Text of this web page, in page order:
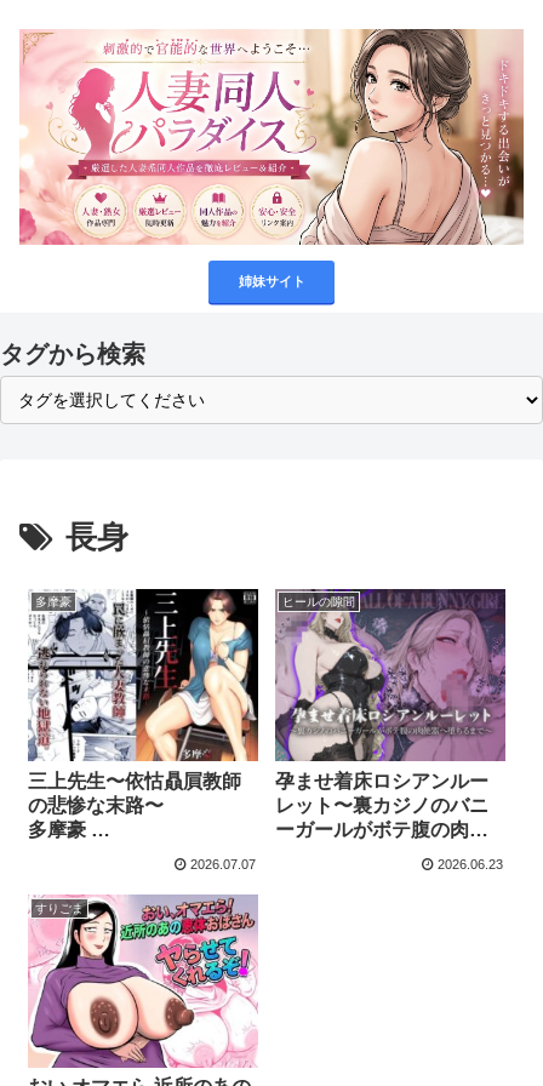
姉妹サイト
タグから検索
長身
多摩豪
⁠三上先生〜依怙贔屓教師
の悲惨な末路〜
多摩豪
・無料で読める？感想・
2026.07.07
ヒールの隙間
⁠孕ませ着床ロシアンルー
レット〜裏カジノのバニ
ーガールがボテ腹の肉便
器へ堕ちるまで〜
2026.06.23
すりごま